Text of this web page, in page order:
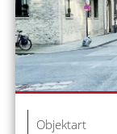
Objektart